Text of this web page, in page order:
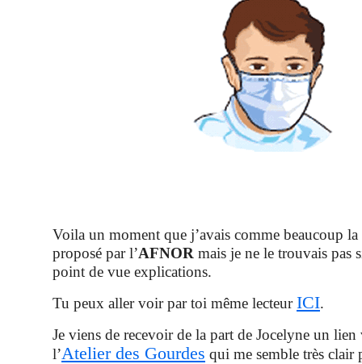
Voila un moment que j’avais comme beaucoup la
proposé par l’AFNOR mais je ne le trouvais pas
point de vue explications.
Tu peux aller voir par toi même lecteurICI.
Je viens de recevoir de la part de Jocelyne un
l’Atelier des Gourdes qui me semble très clair